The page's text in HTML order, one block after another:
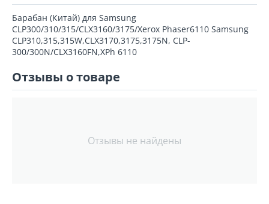
Барабан (Китай) для Samsung
CLP300/310/315/CLX3160/3175/Xerox Phaser6110 Samsung
CLP310,315,315W,CLX3170,3175,3175N, CLP-
300/300N/CLX3160FN,XPh 6110
Отзывы о товаре
Отзывы не найдены